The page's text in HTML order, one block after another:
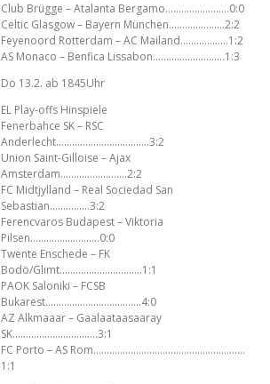
Club Brügge – Atalanta Bergamo……………………0:0
Celtic Glasgow – Bayern München…………………2:2
Feyenoord Rotterdam – AC Mailand………………1:2
AS Monaco – Benfica Lissabon………………………1:3
Do 13.2. ab 1845Uhr
EL Play-offs Hinspiele
Fenerbahce SK – RSC
Anderlecht……………………………..3:2
Union Saint-Gilloise – Ajax
Amsterdam…………………….2:2
FC Midtjylland – Real Sociedad San
Sebastian……………3:2
Ferencvaros Budapest – Viktoria
Pilsen……………………..0:0
Twente Enschede – FK
Bodö/Glimt………………………….1:1
PAOK Saloniki – FCSB
Bukarest………………………………4:0
AZ Alkmaaar – Gaalaataasaaray
SK…………………………..3:1
FC Porto – AS Rom…………………………………………………
1:1